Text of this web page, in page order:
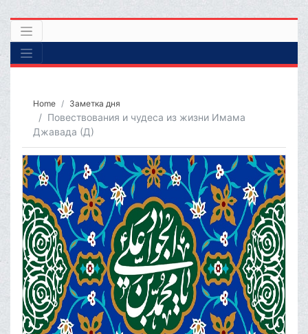
Home Заметка дня
Повествования и чудеса из жизни Имама
Джавада (Д)